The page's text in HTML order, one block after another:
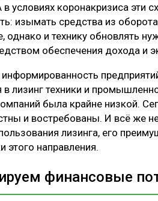
условиях коронакризиса эти
изымать средства из
однако и технику обновлять
обеспечения дохода и
в лизинг техники и
была крайне низкой.
и востребованы. И всё же
лизинга, его
этого направления.
финансовые